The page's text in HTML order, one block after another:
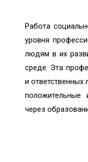
Работа
уровня
людям в их
среде. Эта
и ответственных
через